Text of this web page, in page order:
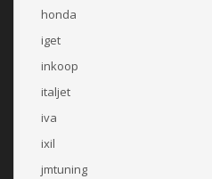
honda
iget
inkoop
italjet
iva
ixil
jmtuning